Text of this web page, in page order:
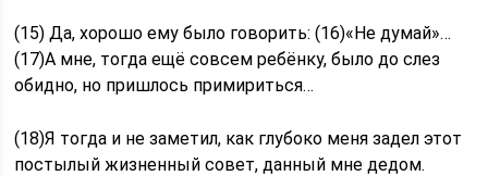
(15) Да, хорошо ему было говорить: (16)«Не думай»…
(17)А мне, тогда ещё совсем ребёнку, было до слез
обидно, но пришлось примириться…
(18)Я тогда и не заметил, как глубоко меня задел этот
постылый жизненный совет, данный мне дедом.